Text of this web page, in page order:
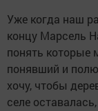
Уже когда наш
концу Марсель
понять которые
понявший и
хочу, чтобы
селе